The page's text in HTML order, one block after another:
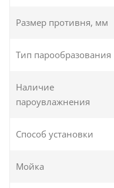
Размер противня, мм
Тип парообразования
Наличие
пароувлажнения
Способ установки
Мойка